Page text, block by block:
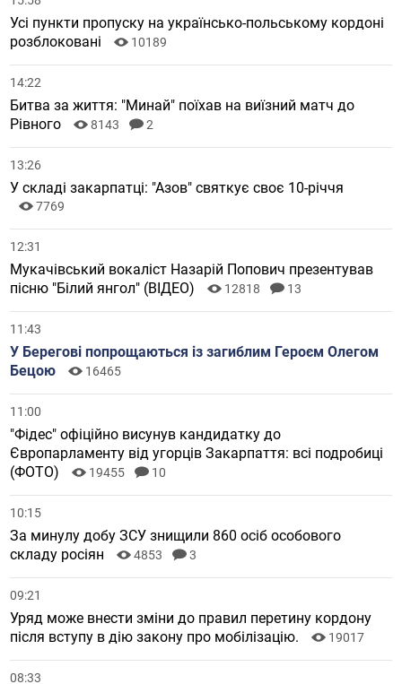
Усі пункти пропуску на українсько-польському кордоні
розблоковані
10189
14:22
Битва за життя: "Минай" поїхав на виїзний матч до
Рівного
8143 2
13:26
У складі закарпатці: "Азов" святкує своє 10-річчя
7769
12:31
Мукачівський вокаліст Назарій Попович презентував
пісню "Білий янгол" (ВІДЕО)
12818 13
11:43
У Берегові попрощаються із загиблим Героєм Олегом
Бецою
16465
11:00
"Фідес" офіційно висунув кандидатку до
Європарламенту від угорців Закарпаття: всі подробиці
(ФОТО)
19455 10
10:15
За минулу добу ЗСУ знищили 860 осіб особового
складу росіян
4853 3
09:21
Уряд може внести зміни до правил перетину кордону
після вступу в дію закону про мобілізацію.
19017
08:33